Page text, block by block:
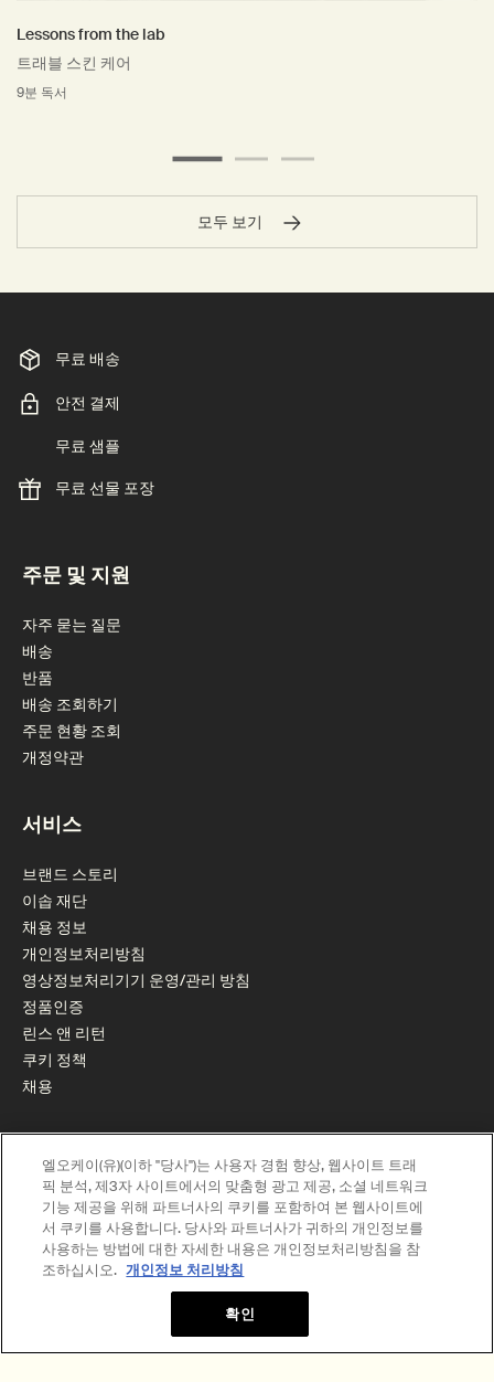
Lessons from the lab
트래블 스킨 케어
9분 독서
모두 보기
무료 배송
안전 결제
무료 샘플
무료 선물 포장
주문 및 지원
자주 묻는 질문
배송
반품
배송 조회하기
주문 현황 조회
개정약관
서비스
브랜드 스토리
이솝 재단
채용 정보
개인정보처리방침
영상정보처리기기 운영/관리 방침
정품인증
린스 앤 리턴
쿠키 정책
채용
엘오케이(유) | 대표자 : REBELO PIZARRO RODRIGO ALVARO
사업자 번호 : 220-81-73483 통신판매업신고 : 2012-서울강남-01663
엘오케이(유)(이하 "당사")는 사용자 경험 향상, 웹사이트 트래
픽 분석, 제3자 사이트에서의 맞춤형 광고 제공, 소셜 네트워크
기능 제공을 위해 파트너사의 쿠키를 포함하여 본 웹사이트에
서 쿠키를 사용합니다. 당사와 파트너사가 귀하의 개인정보를
사용하는 방법에 대한 자세한 내용은 개인정보처리방침을 참
조하십시오. 개인정보 처리방침
확인